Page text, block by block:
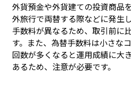
外貨預金や外貨建ての投資商品
外旅行で両替する際などに発生
手数料が異なるため、取引前に
す。また、為替手数料は小さな
回数が多くなると運用成績に大
あるため、注意が必要です。